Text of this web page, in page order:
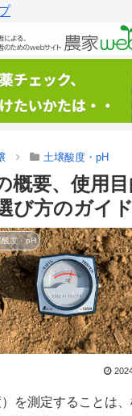
土壌酸度・pH
概要、使用
び方のガイド
酸度・pH
を測定することは